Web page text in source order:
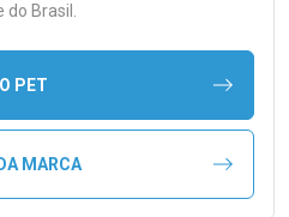
Brasil.
PET
MARCA